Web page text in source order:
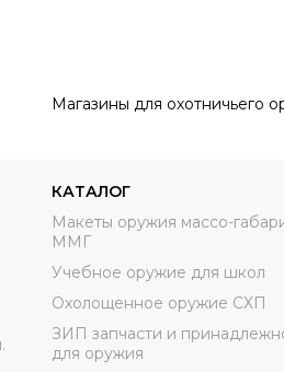
Магазины для охотничьего
КАТАЛОГ
Макеты оружия массо-
ММГ
Учебное оружие для школ
Охолощенное оружие СХП
ЗИП запчасти и
для оружия